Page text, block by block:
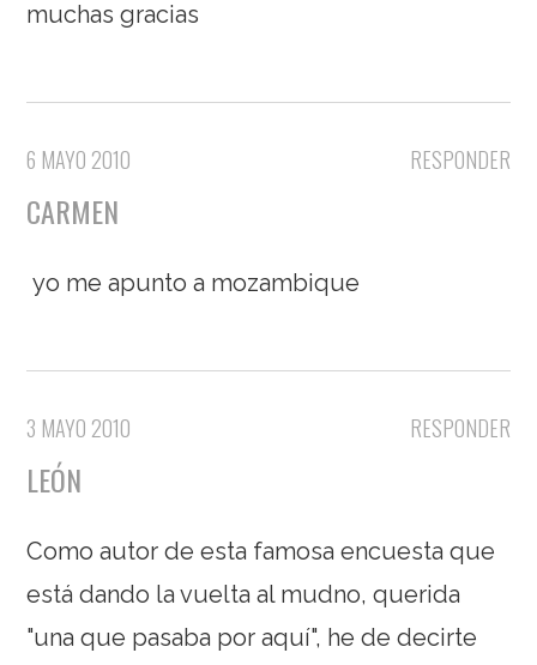
muchas gracias
RESPONDER
6 MAYO 2010
CARMEN
yo me apunto a mozambique
RESPONDER
3 MAYO 2010
LEÓN
Como autor de esta famosa encuesta que
está dando la vuelta al mudno, querida
"una que pasaba por aquí", he de decirte